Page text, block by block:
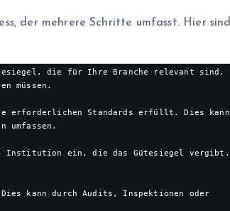
der mehrere Schritte umfasst. Hier sind
die für Ihre Branche relevant sind.
müssen.
erforderlichen Standards erfüllt. Dies kann
umfassen.
Institution ein, die das Gütesiegel vergibt.
kann durch Audits, Inspektionen oder